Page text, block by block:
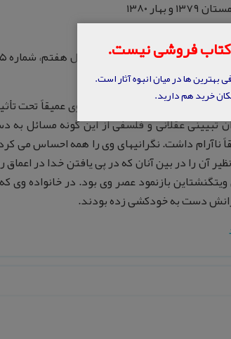
سرزمين بى حاصل بود؛ زيرا وى عميقاً تحت
تبيينى عقلانى و فلسفى از اين گونه مسائل
ناآرام داشت. نگرانيهاى وى را همه احساس مى
آن را در بين آنان كه در پى يافتن خدا در
بازنمود عصر وى بود. در خانواده وى
دست به خودكشى زده بودند.
فروشی نیست.
بهترین ها در میان انبوه آثار است.
خرید هم دارید.